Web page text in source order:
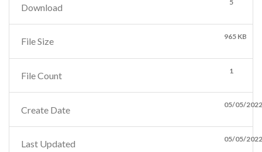
Download 5
File Size 965 KB
File Count 1
Create Date 05/05/
Last Updated 05/05/